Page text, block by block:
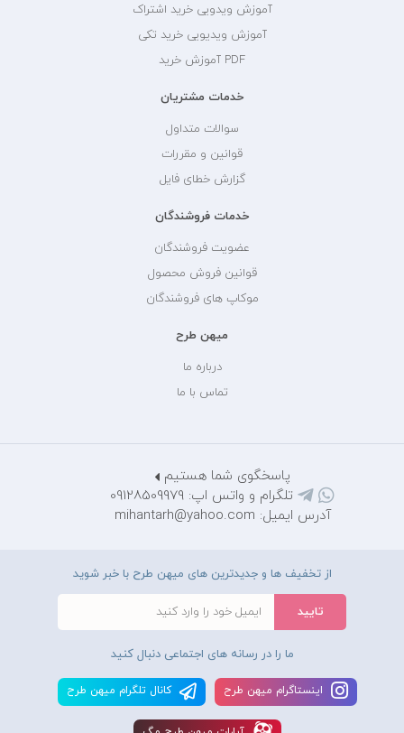
آموزش ویدویی خرید اشتراک
آموزش ویدیویی خرید تکی
PDF آموزش خرید
خدمات مشتریان
سوالات متداول
قوانین و مقررات
گزارش خطای فایل
خدمات فروشندگان
عضویت فروشندگان
قوانین فروش محصول
موکاپ های فروشندگان
میهن طرح
درباره ما
تماس با ما
پاسخگوی شما هستیم
تلگرام و واتس اپ: 09128509979
آدرس ایمیل: mihantarh@yahoo.com
از تخفیف ها و جدیدترین های میهن طرح با خبر شوید
ما را در رسانه های اجتماعی دنبال کنید
اينستاگرام ميهن طرح کانال تلگرام ميهن طرح